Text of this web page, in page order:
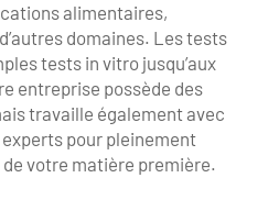
alimentaires,
domaines. Les tests
tests in vitro jusqu’aux
entreprise possède des
travaille également avec
pour pleinement
votre matière première.